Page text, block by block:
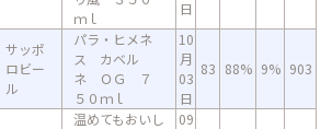
ｍｌ
日
サッポ
ロビー
ル
パラ・ヒメネ
ス カベル
ネ ＯＧ ７
５０ｍｌ
10
月
03
日
83 88% 9% 903
温めてもおいし
09